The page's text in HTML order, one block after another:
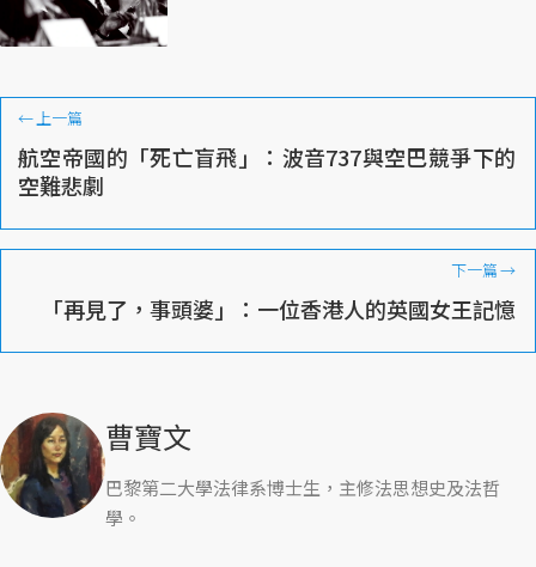
← 上一篇
航空帝國的「死亡盲飛」：波音737與空巴競爭下的
空難悲劇
下一篇→
「再見了，事頭婆」：一位香港人的英國女王記憶
曹寶文
巴黎第二大學法律系博士生，主修法思想史及法哲
學。